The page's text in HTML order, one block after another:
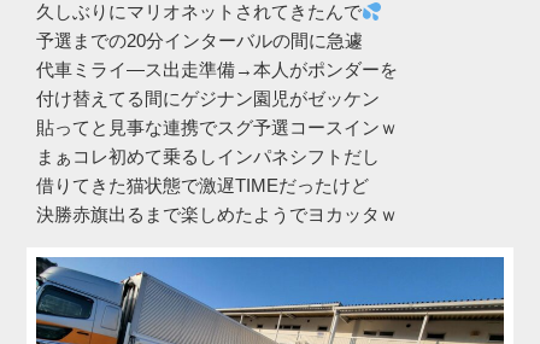
久しぶりにマリオネットされてきたんで
予選までの20分インターバルの間に急遽
代車ミライ―ス出走準備→本人がポンダーを
付け替えてる間にゲジナン園児がゼッケン
貼ってと見事な連携でスグ予選コースインｗ
まぁコレ初めて乗るしインパネシフトだし
借りてきた猫状態で激遅TIMEだったけど
決勝赤旗出るまで楽しめたようでヨカッタｗ